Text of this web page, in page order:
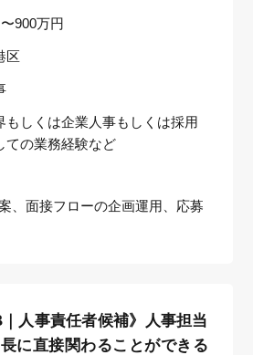
900万円
区
もしくは企業人事もしくは採用
ての業務経験など
、面接フローの企画運用、応募
｜人事責任者候補》人事担当
に直接関わることができる